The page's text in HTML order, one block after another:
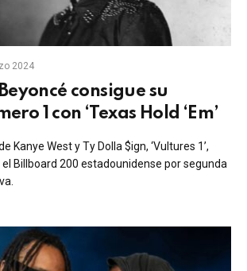
2024
consigue su
1 con ‘Texas Hold ‘Em’
Kanye West y Ty Dolla $ign, ‘Vultures 1’,
Billboard 200 estadounidense por segunda